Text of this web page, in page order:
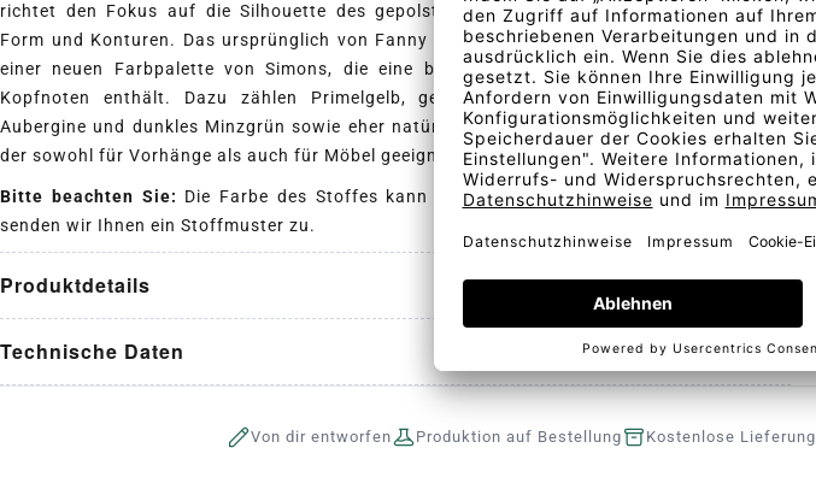
richtet den Fokus auf die Silhouette des gepolsterten Objekts und unterstreicht dessen
Form und Konturen. Das ursprünglich von Fanny Aronsen designte Textil Harald kommt in
einer neuen Farbpalette von Simons, die eine besonders große Auswahl an lebendigen
Kopfnoten enthält. Dazu zählen Primelgelb, gebranntes Orange, Himbeere, Lavendel,
Aubergine und dunkles Minzgrün sowie eher natürliche Töne. Harald ist ein robuster Stoff,
der sowohl für Vorhänge als auch für Möbel geeignet ist.
Bitte beachten Sie: Die Farbe des Stoffes kann vom angezeigten Bild abweichen. Gerne
senden wir Ihnen ein Stoffmuster zu.
Produktdetails
Technische Daten
Von dir entworfen Produktion auf Bestellung Kostenlose Lieferung